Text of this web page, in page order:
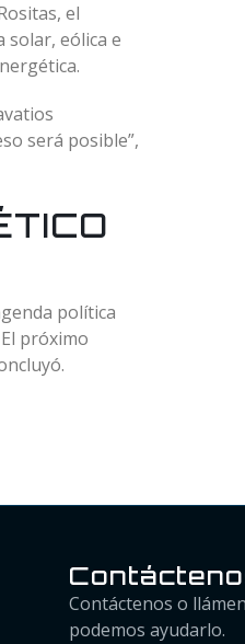
el
solar, eólica e
será posible”,
política
próximo
Contáctenos o
podemos ayudarlo.